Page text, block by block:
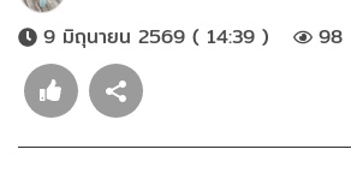
9 มิถุนายน 2569 ( 14:39 )
98